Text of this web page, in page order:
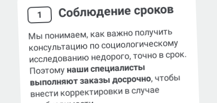
1 Соблюдение сроков
Мы понимаем, как важно получить
консультацию по cоциологическому
исследованию недорого, точно в срок.
Поэтомунаши специалисты
выполняют заказы досрочно, чтобы
внести корректировки в случае